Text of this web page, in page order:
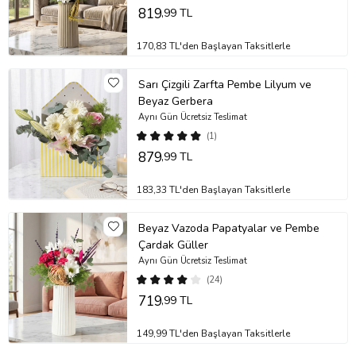
819,99 TL
170,83 TL'den Başlayan Taksitlerle
Sarı Çizgili Zarfta Pembe Lilyum ve
Beyaz Gerbera
(1)
Aynı Gün Ücretsiz Teslimat
879,99 TL
183,33 TL'den Başlayan Taksitlerle
Beyaz Vazoda Papatyalar ve Pembe
Çardak Güller
(24)
Aynı Gün Ücretsiz Teslimat
719,99 TL
149,99 TL'den Başlayan Taksitlerle